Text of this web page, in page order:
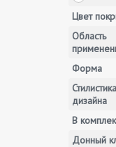
Цвет
Область
Форма
Стилистика
дизайна
В
Донный